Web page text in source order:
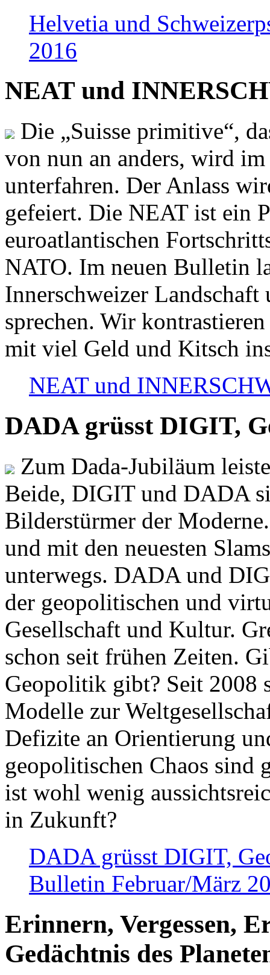
Helvetia und
2016
NEAT und
Die „Suisse primitive“,
von nun an anders, wird
unterfahren. Der Anlass
gefeiert. Die NEAT ist ein
euroatlantischen
NATO. Im neuen Bulletin
Innerschweizer
sprechen. Wir
mit viel Geld und Kitsch
NEAT und
DADA grüsst DIGIT,
Zum Dada-Jubiläum
Beide, DIGIT und DADA
Bilderstürmer der
und mit den neuesten
unterwegs. DADA und
der geopolitischen und
Gesellschaft und Kultur.
schon seit frühen Zeiten.
Geopolitik gibt? Seit 2008
Modelle zur
Defizite an Orientierung
geopolitischen Chaos sind
ist wohl wenig
in Zukunft?
DADA grüsst DIGIT,
Bulletin Februar/März
Erinnern, Vergessen,
Gedächtnis des